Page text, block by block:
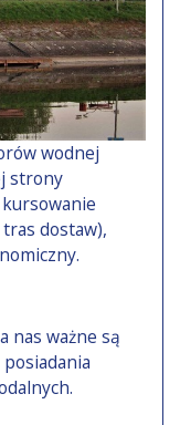
wodnej
strony
dostaw),
nas ważne są